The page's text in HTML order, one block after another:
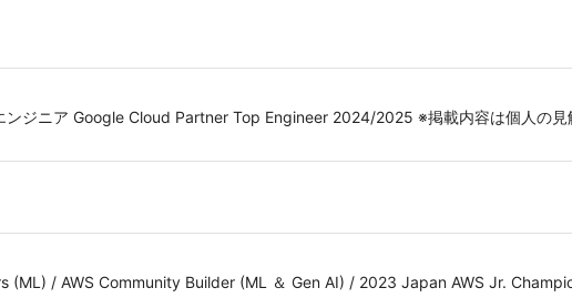
ジニア Google Cloud Partner Top Engineer 2024/2025 ※掲載内容は個人の見
(ML) / AWS Community Builder (ML ＆ Gen AI) / 2023 Japan AWS Jr.